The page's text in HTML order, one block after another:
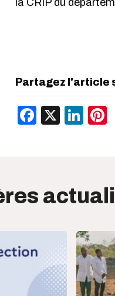
la CRIP du
Partagez l'article
Facebook
X